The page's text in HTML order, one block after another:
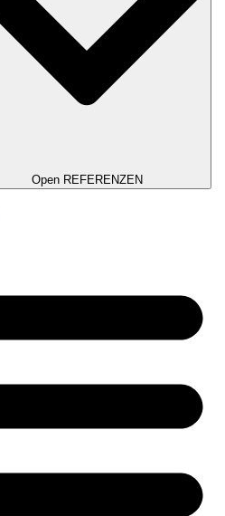
Open REFERENZEN